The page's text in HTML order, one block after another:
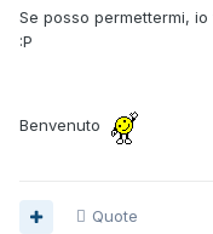
Se posso permettermi,
:P
Benvenuto
Quote